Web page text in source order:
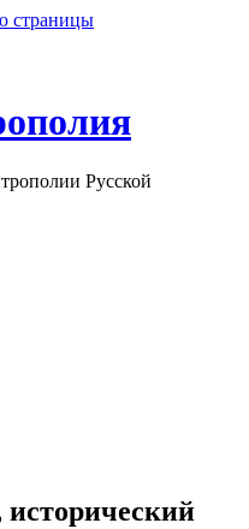
страницы
Русской
исторический